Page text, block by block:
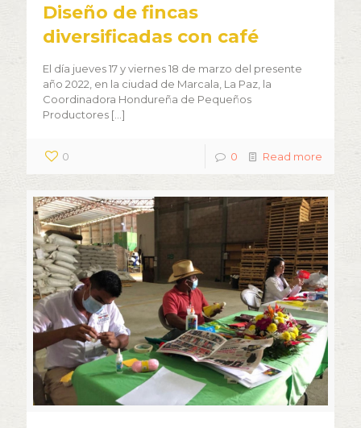
Diseño de fincas
diversificadas con café
El día jueves 17 y viernes 18 de marzo del presente
año 2022, en la ciudad de Marcala, La Paz, la
Coordinadora Hondureña de Pequeños
Productores […]
0 0 Read more